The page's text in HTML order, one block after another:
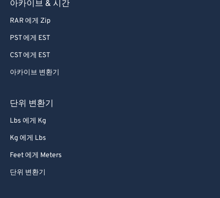
아카이브 & 시간
RAR 에게 Zip
PST 에게 EST
CST 에게 EST
아카이브 변환기
단위 변환기
Lbs 에게 Kg
Kg 에게 Lbs
Feet 에게 Meters
단위 변환기